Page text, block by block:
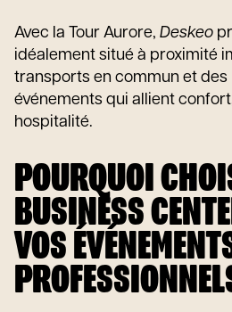
Avec la Tour Aurore, Deskeo
idéalement situé à proximité
transports en commun et
événements qui allient
hospitalité.
POURQUOI
BUSINESS
VOS